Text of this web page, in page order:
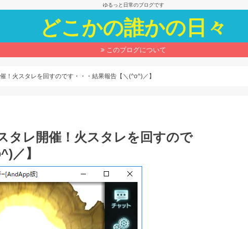
ゆるっと日常のブログです
どこかの誰かの日々
このブログについて
！火スタレを回すのです・・・結果報告【＼(^o^)／】
タレ開催！火スタレを回すので
／】